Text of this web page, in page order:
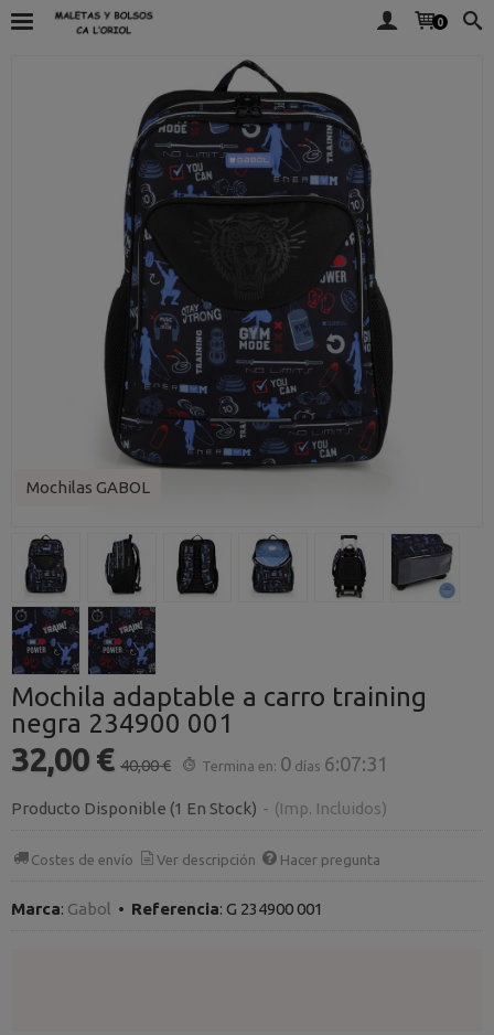
0
Mochilas GABOL
Mochila adaptable a carro training
negra 234900 001
32,00 € 40,00 € Termina en: 0 días 6:07:31
Producto Disponible (1 En Stock) - (Imp. Incluidos)
Costes de envío Ver descripción Hacer pregunta
Marca: Gabol • Referencia: G 234900 001